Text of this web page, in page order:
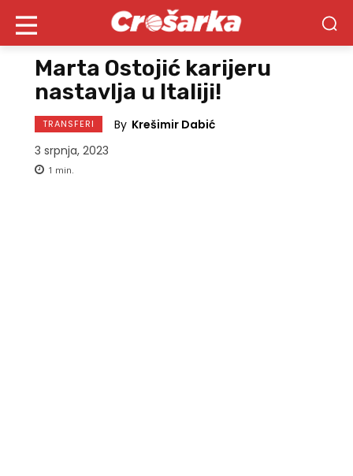
Marta Ostojić karijeru
nastavlja u Italiji!
TRANSFERI By Krešimir Dabić
3 srpnja, 2023
1 min.